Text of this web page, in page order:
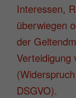
Interessen,
überwiegen
der
Verteidigung
DSGVO).